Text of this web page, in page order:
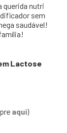
querida nutri
sem
saudável!
Lactose
aqui)